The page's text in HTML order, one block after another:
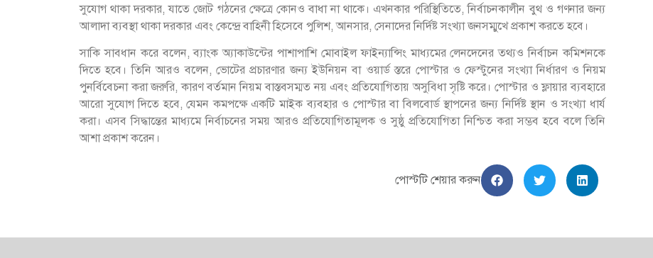
সুযোগ থাকা দরকার, যাতে জোট গঠনের ক্ষেত্রে কোনও বাধা না থাকে। এখনকার পরিস্থিতিতে, নির্বাচনকালীন বুথ ও গণনার জন্য
আলাদা ব্যবস্থা থাকা দরকার এবং কেন্দ্রে বাহিনী হিসেবে পুলিশ, আনসার, সেনাদের নির্দিষ্ট সংখ্যা জনসম্মুখে প্রকাশ করতে হবে।
সাকি সাবধান করে বলেন, ব্যাংক অ্যাকাউন্টের পাশাপাশি মোবাইল ফাইন্যান্সিং মাধ্যমের লেনদেনের তথ্যও নির্বাচন কমিশনকে
দিতে হবে। তিনি আরও বলেন, ভোটের প্রচারণার জন্য ইউনিয়ন বা ওয়ার্ড স্তরে পোস্টার ও ফেস্টুনের সংখ্যা নির্ধারণ ও নিয়ম
পুনর্বিবেচনা করা জরুরি, কারণ বর্তমান নিয়ম বাস্তবসম্মত নয় এবং প্রতিযোগিতায় অসুবিধা সৃষ্টি করে। পোস্টার ও ফ্লায়ার ব্যবহারে
আরো সুযোগ দিতে হবে, যেমন কমপক্ষে একটি মাইক ব্যবহার ও পোস্টার বা বিলবোর্ড স্থাপনের জন্য নির্দিষ্ট স্থান ও সংখ্যা ধার্য
করা। এসব সিদ্ধান্তের মাধ্যমে নির্বাচনের সময় আরও প্রতিযোগিতামূলক ও সুষ্ঠু প্রতিযোগিতা নিশ্চিত করা সম্ভব হবে বলে তিনি
আশা প্রকাশ করেন।
পোস্টটি শেয়ার করুন